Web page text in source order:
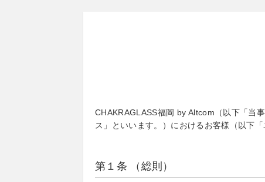
CHAKRAGLASS福岡 by Altcom（以下「当
ス」といいます。）におけるお客様（以下
第１条 （総則）